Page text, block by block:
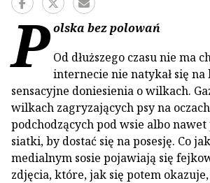
Polska bez polowań
Od dłuższego czasu nie ma
internecie nie natykał się na
sensacyjne doniesienia o wilkach.
wilkach zagryzających psy na
podchodzących pod wsie albo
siatki, by dostać się na posesję. Co
medialnym sosie pojawiają się
zdjęcia, które, jak się potem